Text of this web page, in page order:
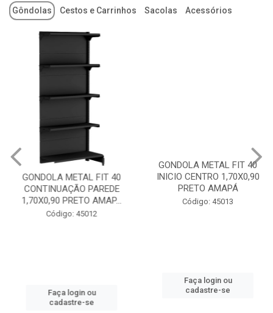
Gôndolas Cestos e Carrinhos Sacolas Acessórios
GONDOLA METAL FIT 40
CONTINUAÇÃO PAREDE
1,70X0,90 PRETO AMAP...
Código: 45012
Faça login ou
cadastre-se
GONDOLA METAL FIT 40
INICIO CENTRO 1,70X0,90
PRETO AMAPÁ
Faça login ou